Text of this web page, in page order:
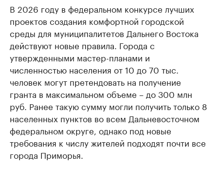
В 2026 году в федеральном конкурсе лучших
проектов создания комфортной городской
среды для муниципалитетов Дальнего Востока
действуют новые правила. Города с
утвержденными мастер-планами и
численностью населения от 10 до 70 тыс.
человек могут претендовать на получение
гранта в максимальном объеме – до 300 млн
руб. Ранее такую сумму могли получить только 8
населенных пунктов во всем Дальневосточном
федеральном округе, однако под новые
требования к числу жителей подходят почти все
города Приморья.